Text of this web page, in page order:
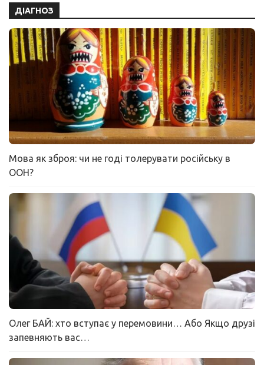
ДІАГНОЗ
Мова як зброя: чи не годі толерувати російську в
ООН?
Олег БАЙ: хто вступає у перемовини… Або Якщо друзі
запевняють вас…